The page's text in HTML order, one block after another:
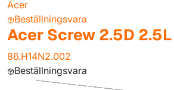
Acer
Beställningsvara
Acer Screw 2.5D 2.5L
86.H14N2.002
Beställningsvara